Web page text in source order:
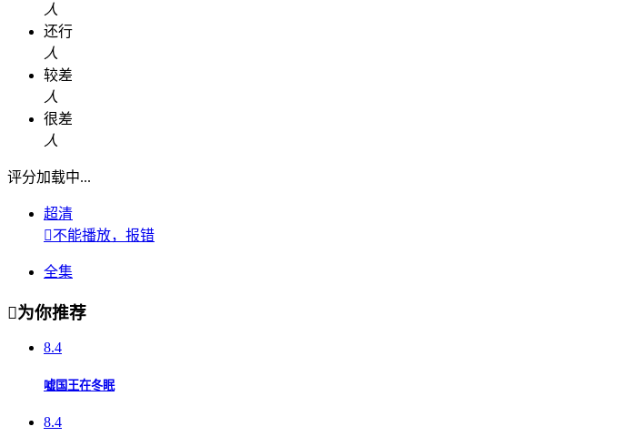
人
还行
人
较差
人
很差
人
评分加载中...
超清
不能播放，报错
全集
为你推荐
8.4
嘘国王在冬眠
8.4